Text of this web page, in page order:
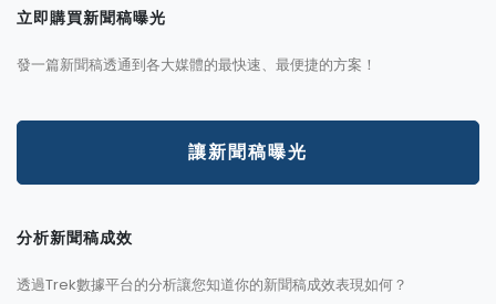
立即購買新聞稿曝光
發一篇新聞稿透通到各大媒體的最快速、最便捷的方案！
讓新聞稿曝光
分析新聞稿成效
透過Trek數據平台的分析讓您知道你的新聞稿成效表現如何？